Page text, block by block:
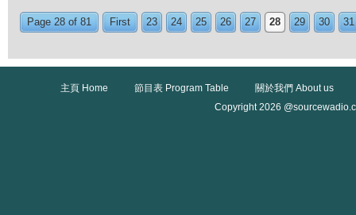
Page 28 of 81 First 23 24 25 26 27 28 29 30 31
主頁 Home 節目表 Program Table
關於我們 About us
Copyright 2026